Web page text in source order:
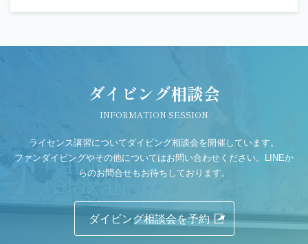
ダイビング相談会
INFORMATION SESSION
ライセンス講習についてダイビング相談会を開催しています。
ファンダイビングやその他についてはお問い合わせください。LINEか
らのお問合せもお待ちしております。
ダイビング相談会を予約